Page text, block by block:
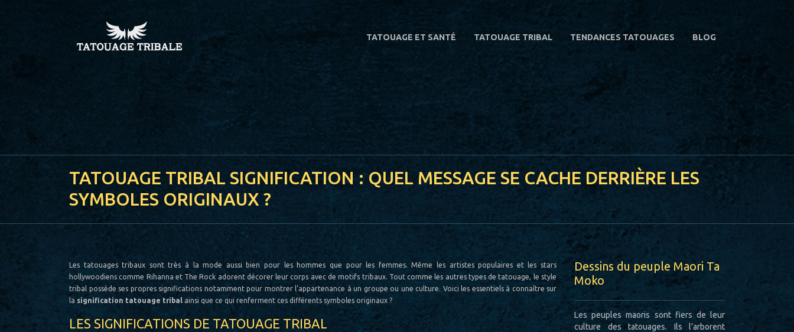
TATOUAGE ET SANTÉ TATOUAGE TRIBAL TENDANCES TATOUAGES BLOG
TATOUAGE TRIBAL SIGNIFICATION : QUEL MESSAGE SE CACHE DERRIÈRE LES
SYMBOLES ORIGINAUX ?
Les tatouages tribaux sont très à la mode aussi bien pour les hommes que pour les femmes. Même les artistes populaires et les stars
hollywoodiens comme Rihanna et The Rock adorent décorer leur corps avec de motifs tribaux. Tout comme les autres types de tatouage, le style
tribal possède ses propres significations notamment pour montrer l’appartenance à un groupe ou une culture. Voici les essentiels à connaître sur
la signification tatouage tribal ainsi que ce qui renferment ces différents symboles originaux ?
LES SIGNIFICATIONS DE TATOUAGE TRIBAL
Dessins du peuple Maori Ta
Moko
Les peuples maoris sont fiers de leur
culture des tatouages. Ils l’arborent